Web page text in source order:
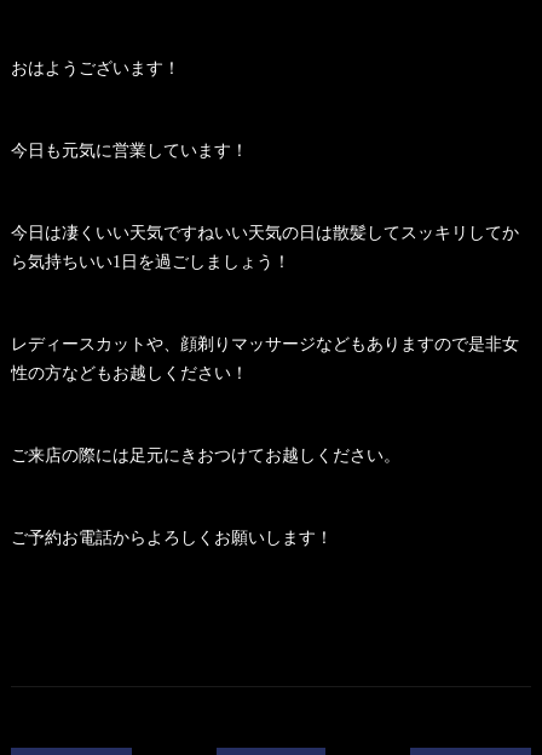
おはようございます！
今日も元気に営業しています！
今日は凄くいい天気ですねいい天気の日は散髪してスッキリしてか
ら気持ちいい1日を過ごしましょう！
レディースカットや、顔剃りマッサージなどもありますので是非女
性の方などもお越しください！
ご来店の際には足元にきおつけてお越しください。
ご予約お電話からよろしくお願いします！